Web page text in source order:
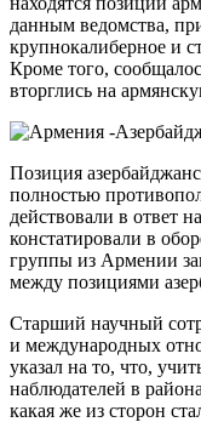
данным ведомства,
крупнокалиберное и
Кроме того,
вторглись на
Позиция
полностью
действовали в ответ
констатировали в
группы из Армении
между позициями
Старший научный
и международных
указал на то, что,
наблюдателей в
какая же из сторон